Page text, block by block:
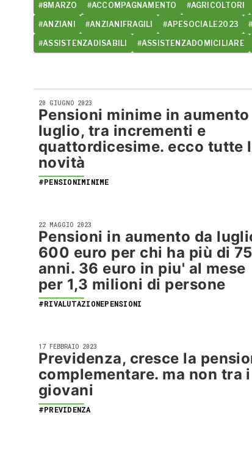
#8MARZO #ACCOMPAGNAMENTO #AGRICOLTORI
#ANZIANI #ANZIANIFRAGILI #APESOCIALE2023
#ASSISTENZADISABILI #ASSISTENZADOMICILIARE
20 GIUGNO 2023
Pensioni minime in aumento
luglio, tra incrementi e
quattordicesime. ecco tutte
novità
#PENSIONIMINIME
22 MAGGIO 2023
Pensioni in aumento da
600 euro per chi ha più di 75
anni. 36 euro in piu' al mese
per 1,3 milioni di persone
#RIVALUTAZIONEPENSIONI
17 FEBBRAIO 2023
Previdenza, cresce la
complementare. ma non tra i
giovani
#PREVIDENZA